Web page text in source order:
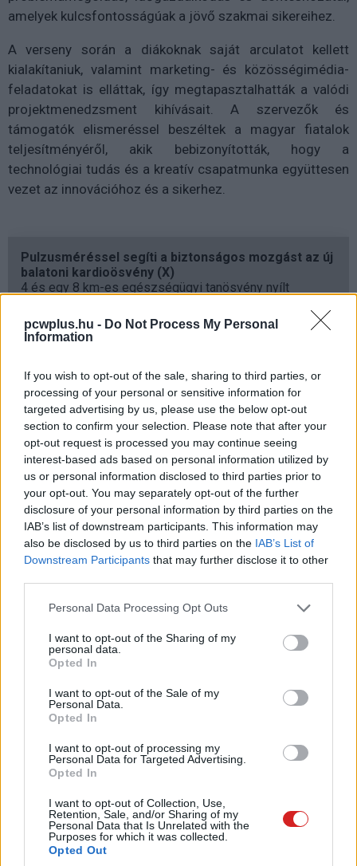
pcwplus.hu - Do Not Process My Personal
Information
If you wish to opt-out of the sale, sharing to third parties, or
processing of your personal or sensitive information for
targeted advertising by us, please use the below opt-out
section to confirm your selection. Please note that after your
opt-out request is processed you may continue seeing
interest-based ads based on personal information utilized by
us or personal information disclosed to third parties prior to
your opt-out. You may separately opt-out of the further
disclosure of your personal information by third parties on the
IAB’s list of downstream participants. This information may
also be disclosed by us to third parties on the IAB’s List of
Downstream Participants that may further disclose it to other
Please note that this website/app uses one or more Google
not limited to your visit or usage behaviour. You may click to
grant or deny consent to Google and its third-party tags to
use your data for below specified purposes in below Google
consent section.
Personal Data Processing Opt Outs
I want to opt-out of the Sharing of my
personal data.
Opted In
I want to opt-out of the Sale of my
Personal Data.
Opted In
I want to opt-out of processing my
Personal Data for Targeted Advertising.
Opted In
I want to opt-out of Collection, Use,
Retention, Sale, and/or Sharing of my
Personal Data that Is Unrelated with the
Purposes for which it was collected.
Opted Out
amelyek kulcsfontosságúak a jövő szakmai sikereihez.
A verseny során a diákoknak saját arculatot kellett
kialakítaniuk, valamint marketing- és közösségimédia-
feladatokat is elláttak, így megtapasztalhatták a valódi
projektmenedzsment kihívásait. A szervezők és
támogatók elismeréssel beszéltek a magyar fiatalok
teljesítményéről, akik bebizonyították, hogy a
technológiai tudás és a kreatív csapatmunka együttesen
vezet az innovációhoz és a sikerhez.
Pulzusméréssel segíti a biztonságos mozgást az új
balatoni kardioösvény (X)
4 és egy 8 km-es egészségügyi tanösvény nyílt
Címkék: #robotika
Hatalmasat tarol a Netflix a
reklámokkal
Vörös Lóránd 2025 május 15. 14:06
Egyre többen választják a hirdetések miatt
Már 94 millióan használják havonta a reklámokkal
támogatott előfizetést, ami több mint 20 milliós ugrást
jelent a novemberi adatokhoz képest, kürtölte világgá
büszkén a Netflix. A streamingszolgáltató 2022
novemberében vezette be az olcsóbb, hirdetéses
csomagot, amely az Egyesült Államokban jelenleg 7,99